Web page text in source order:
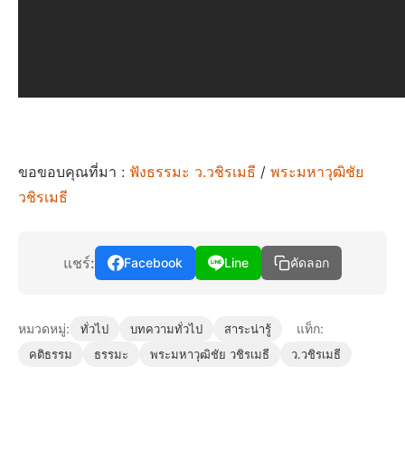
ขอขอบคุณที่มา : ฟังธรรมะ ว.วชิรเมธี / พระมหาวุฒิชัย
วชิรเมธี
แชร์: Facebook Line คัดลอก
หมวดหมู่: ทั่วไป บทความทั่วไป สาระน่ารู้ แท็ก:
คติธรรม ธรรมะ พระมหาวุฒิชัย วชิรเมธี ว.วชิรเมธี